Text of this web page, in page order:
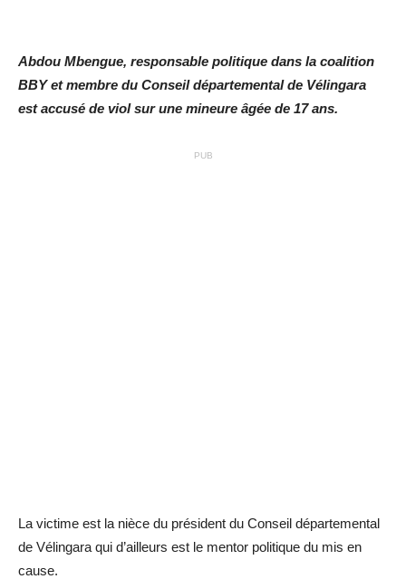
Abdou Mbengue, responsable politique dans la coalition
BBY et membre du Conseil départemental de Vélingara
est accusé de viol sur une mineure âgée de 17 ans.
PUB
La victime est la nièce du président du Conseil départemental
de Vélingara qui d’ailleurs est le mentor politique du mis en
cause.